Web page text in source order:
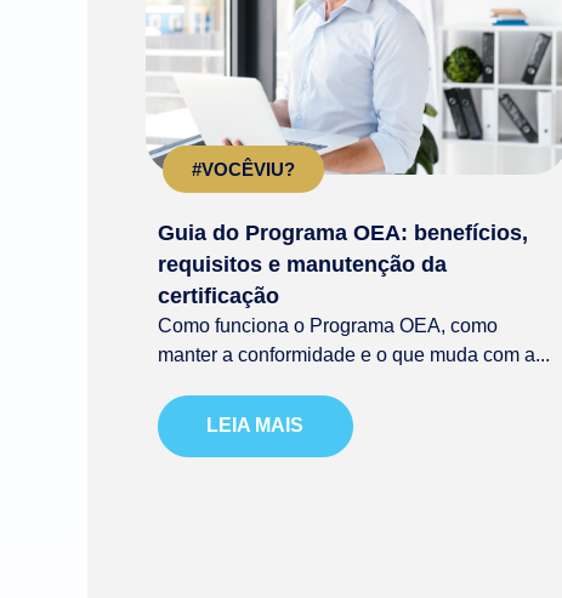
#VOCÊVIU?
Guia do Programa OEA: benefícios,
requisitos e manutenção da
certificação
Como funciona o Programa OEA, como
manter a conformidade e o que muda com a...
LEIA MAIS